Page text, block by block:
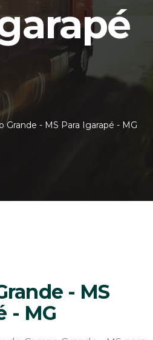
Grande - MS Para Igarapé - MG
- MS
- MG